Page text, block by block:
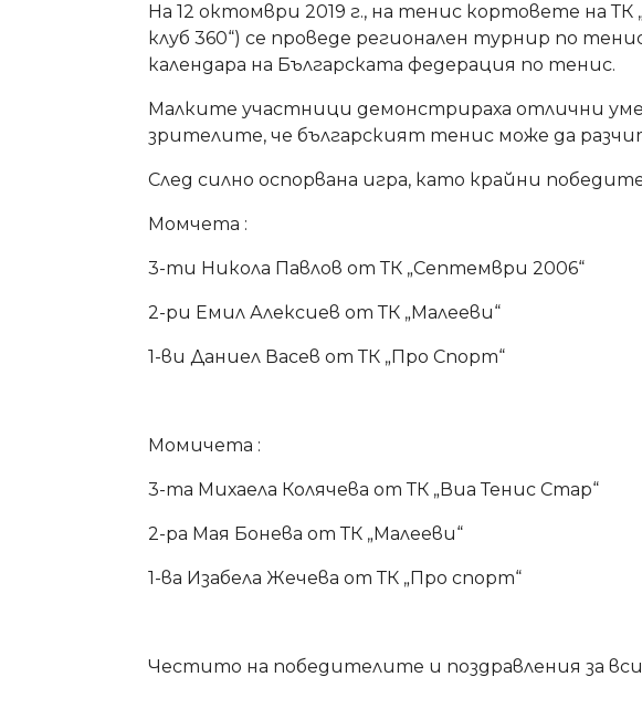
На 12 октомври 2019 г., на тенис кортовете на
клуб 360“) се проведе регионален турнир по
календара на Българската федерация по тенис.
Малките участници демонстрираха отлични
зрителите, че българският тенис може да
След силно оспорвана игра, като крайни
Момчета :
3-ти Никола Павлов от ТК „Септември 2006“
2-ри Емил Алексиев от ТК „Малееви“
1-ви Даниел Васев от ТК „Про Спорт“
Момичета :
3-та Михаела Колячева от ТК „Виа Тенис Стар“
2-ра Мая Бонева от ТК „Малееви“
1-ва Изабела Жечева от ТК „Про спорт“
Честито на победителите и поздравления за